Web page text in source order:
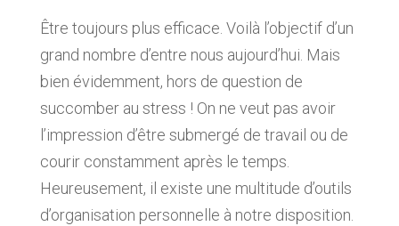
Être toujours plus efficace. Voilà l’objectif d’un
grand nombre d’entre nous aujourd’hui. Mais
bien évidemment, hors de question de
succomber au stress ! On ne veut pas avoir
l’impression d’être submergé de travail ou de
courir constamment après le temps.
Heureusement, il existe une multitude d’outils
d’organisation personnelle à notre disposition.